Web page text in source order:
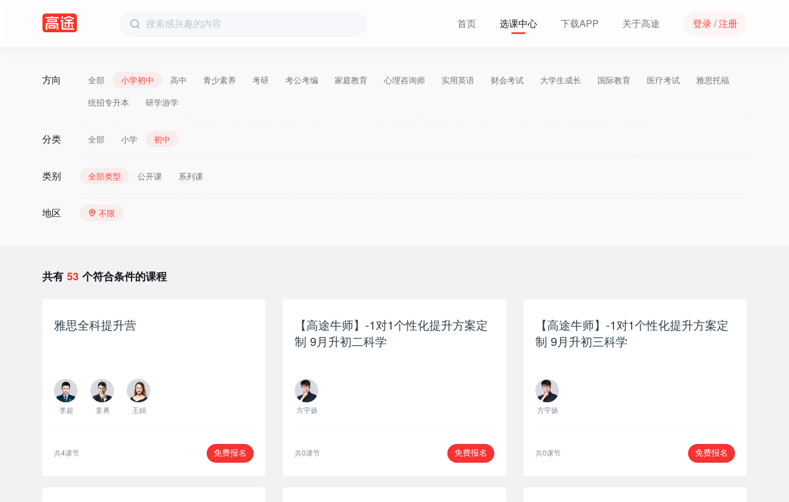
首页 选课中心 下载APP 关于高途 登录 / 注册
方向 全部 小学初中 高中 青少素养 考研 考公考编 家庭教育 心理咨询师 实用英语 财会考试 大学生成长 国际教育 医疗考试
雅思托福
统招专升本
研学游学
分类 全部 小学 初中
类别 全部类型 公开课 系列课
地区 不限
共有 53 个符合条件的课程
雅思全科提升营
李超 姜勇 王娟
共4课节 免费报名
【高途牛师】-1对1个性化提升方案定
制 9月升初二科学
方宇扬
共0课节 免费报名
【高途牛师】-1对1个性化提升方案定
制 9月升初三科学
方宇扬
共0课节 免费报名